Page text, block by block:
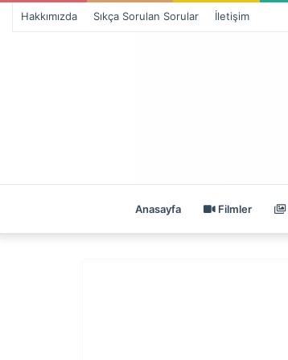
Hakkımızda Sıkça Sorulan Sorular İletişim
Anasayfa Filmler